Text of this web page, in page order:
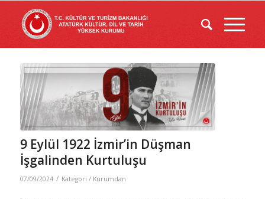
9 Eylül 1922 İzmir’in Düşman
İşgalinden Kurtuluşu
07/09/2024 / Kategori / Kurumdan